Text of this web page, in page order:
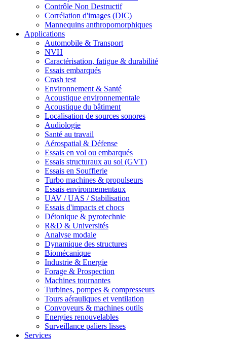
Contrôle Non Destructif
Corrélation d'images (DIC)
Mannequins anthropomorphiques
Applications
Automobile & Transport
NVH
Caractérisation, fatigue & durabilité
Essais embarqués
Crash test
Environnement & Santé
Acoustique environnementale
Acoustique du bâtiment
Localisation de sources sonores
Audiologie
Santé au travail
Aérospatial & Défense
Essais en vol ou embarqués
Essais structuraux au sol (GVT)
Essais en Soufflerie
Turbo machines & propulseurs
Essais environnementaux
UAV / UAS / Stabilisation
Essais d'impacts et chocs
Détonique & pyrotechnie
R&D & Universités
Analyse modale
Dynamique des structures
Biomécanique
Industrie & Energie
Forage & Prospection
Machines tournantes
Turbines, pompes & compresseurs
Tours aérauliques et ventilation
Convoyeurs & machines outils
Energies renouvelables
Surveillance paliers lisses
Services